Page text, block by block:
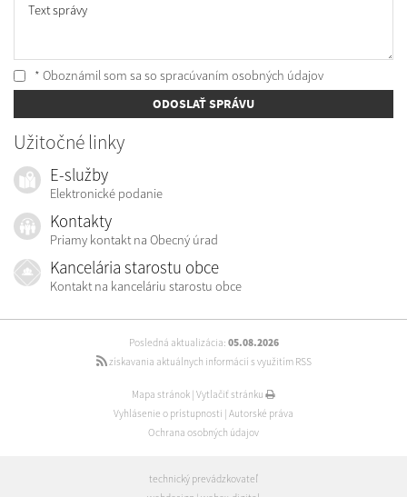
Text správy
* Oboznámil som sa so spracúvaním osobných údajov
ODOSLAŤ SPRÁVU
Užitočné linky
E-služby
Elektronické podanie
Kontakty
Priamy kontakt na Obecný úrad
Kancelária starostu obce
Kontakt na kanceláriu starostu obce
Posledná aktualizácia: 05.08.2026
získavania aktuálnych informácií s využitím RSS
Mapa stránok | Vytlačiť stránku
Vyhlásenie o prístupnosti | Autorské práva
Ochrana osobných údajov
technický prevádzkovateľ